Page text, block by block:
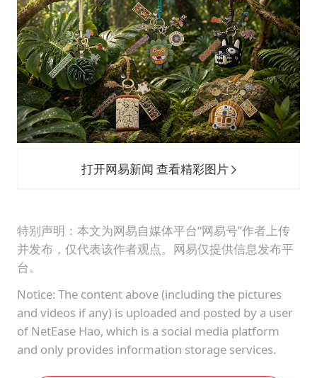
打开网易新闻 查看精彩图片
特别声明：本文为网易自媒体平台“网易号”作者上传
并发布，仅代表该作者观点。网易仅提供信息发布平
台。
Notice: The content above (including the pictures
and videos if any) is uploaded and posted by a user
of NetEase Hao, which is a social media platform
and only provides information storage services.